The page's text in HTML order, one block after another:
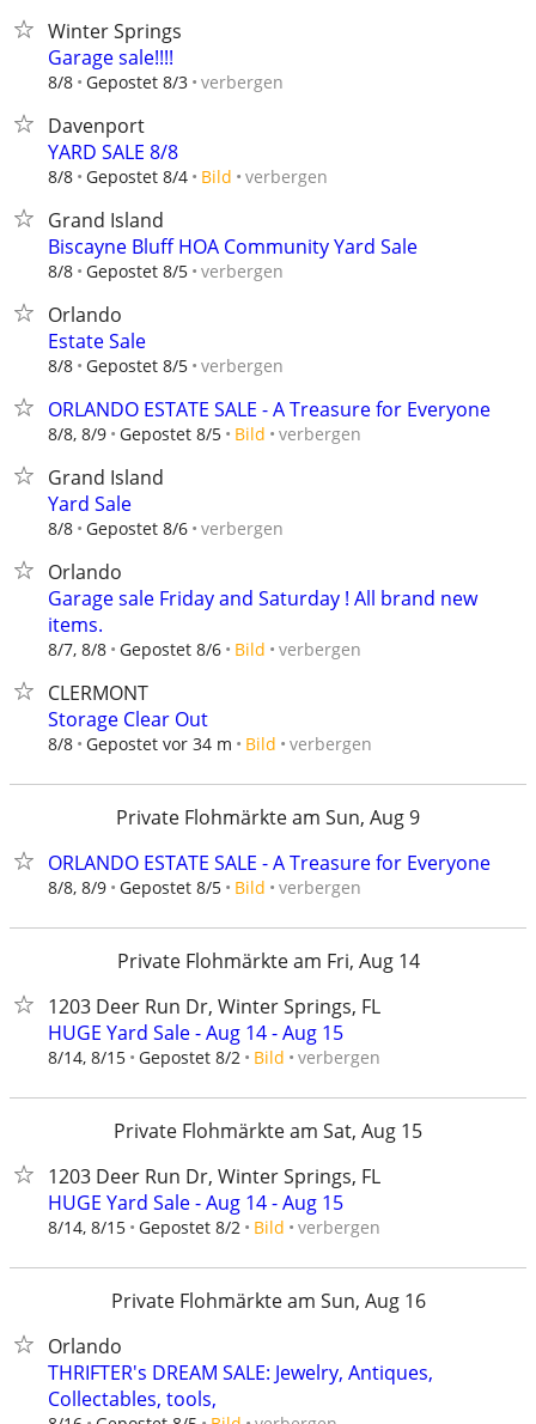
Winter Springs
Garage sale!!!!
8/8 Gepostet 8/3 verbergen
Davenport
YARD SALE 8/8
8/8 Gepostet 8/4 Bild verbergen
Grand Island
Biscayne Bluff HOA Community Yard Sale
8/8 Gepostet 8/5 verbergen
Orlando
Estate Sale
8/8 Gepostet 8/5 verbergen
ORLANDO ESTATE SALE - A Treasure for Everyone
8/8, 8/9 Gepostet 8/5 Bild verbergen
Grand Island
Yard Sale
8/8 Gepostet 8/6 verbergen
Orlando
Garage sale Friday and Saturday ! All brand new
items.
8/7, 8/8 Gepostet 8/6 Bild verbergen
CLERMONT
Storage Clear Out
8/8 Gepostet vor 34 m Bild verbergen
Private Flohmärkte am Sun, Aug 9
ORLANDO ESTATE SALE - A Treasure for Everyone
8/8, 8/9 Gepostet 8/5 Bild verbergen
Private Flohmärkte am Fri, Aug 14
1203 Deer Run Dr, Winter Springs, FL
HUGE Yard Sale - Aug 14 - Aug 15
8/14, 8/15 Gepostet 8/2 Bild verbergen
Private Flohmärkte am Sat, Aug 15
1203 Deer Run Dr, Winter Springs, FL
HUGE Yard Sale - Aug 14 - Aug 15
8/14, 8/15 Gepostet 8/2 Bild verbergen
Private Flohmärkte am Sun, Aug 16
Orlando
THRIFTER's DREAM SALE: Jewelry, Antiques,
Collectables, tools,